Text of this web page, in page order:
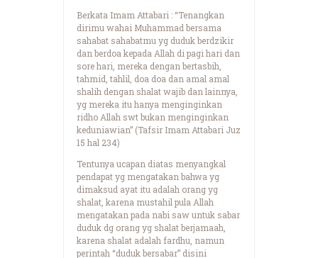
Berkata Imam Attabari : “Tenangkan
dirimu wahai Muhammad bersama
sahabat sahabatmu yg duduk berdzikir
dan berdoa kepada Allah di pagi hari dan
sore hari, mereka dengan bertasbih,
tahmid, tahlil, doa doa dan amal amal
shalih dengan shalat wajib dan lainnya,
yg mereka itu hanya menginginkan
ridho Allah swt bukan menginginkan
keduniawian” (Tafsir Imam Attabari Juz
15 hal 234)
Tentunya ucapan diatas menyangkal
pendapat yg mengatakan bahwa yg
dimaksud ayat itu adalah orang yg
shalat, karena mustahil pula Allah
mengatakan pada nabi saw untuk sabar
duduk dg orang yg shalat berjamaah,
karena shalat adalah fardhu, namun
perintah “duduk bersabar” disini